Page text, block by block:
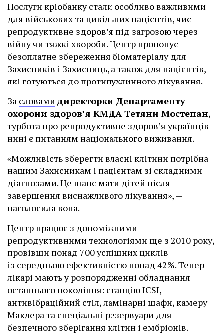
Послуги кріобанку стали особливо важливими
для військових та цивільних пацієнтів, чиє
репродуктивне здоров’я під загрозою через
війну чи тяжкі хвороби. Центр пропонує
безоплатне збереження біоматеріалу для
Захисників і Захисниць, а також для пацієнтів,
які готуються до протипухлинного лікування.
За словамидиректорки Департаменту
охорони здоров’я КМДА Тетяни Мостепан,
турбота про репродуктивне здоров’я українців
нині є питанням національного виживання.
«Можливість зберегти власні клітини потрібна
нашим Захисникам і пацієнтам зі складними
діагнозами. Це шанс мати дітей після
завершення виснажливого лікування», —
наголосила вона.
Центр працює з допоміжними
репродуктивними технологіями ще з 2010 року,
провівши понад 700 успішних циклів
із середньою ефективністю понад 42%. Тепер
лікарі мають у розпорядженні обладнання
останнього покоління: станцію ІCSI,
антивібраційний стіл, ламінарні шафи, камеру
Маклера та спеціальні резервуари для
безпечного зберігання клітин і ембріонів.